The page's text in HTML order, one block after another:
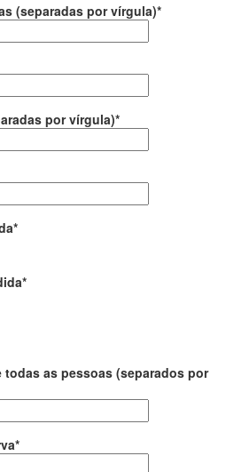
(separadas por vírgula)*
por vírgula)*
todas as pessoas (separados por